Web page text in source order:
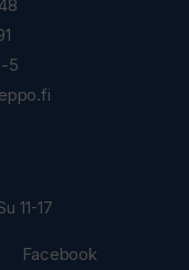
5
11-17
Facebook